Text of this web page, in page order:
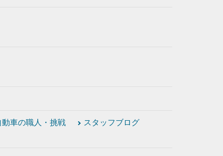
動車の職人・挑戦
スタッフブログ